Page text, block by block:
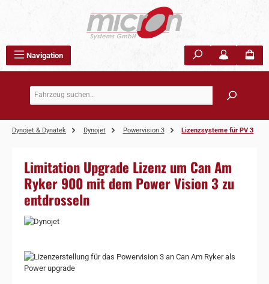
Navigation
Dynojet & Dynatek Dynojet Powervision 3 Lizenzsysteme für PV 3
Limitation Upgrade Lizenz um Can Am
Ryker 900 mit dem Power Vision 3 zu
entdrosseln
Bildergalerie überspringen